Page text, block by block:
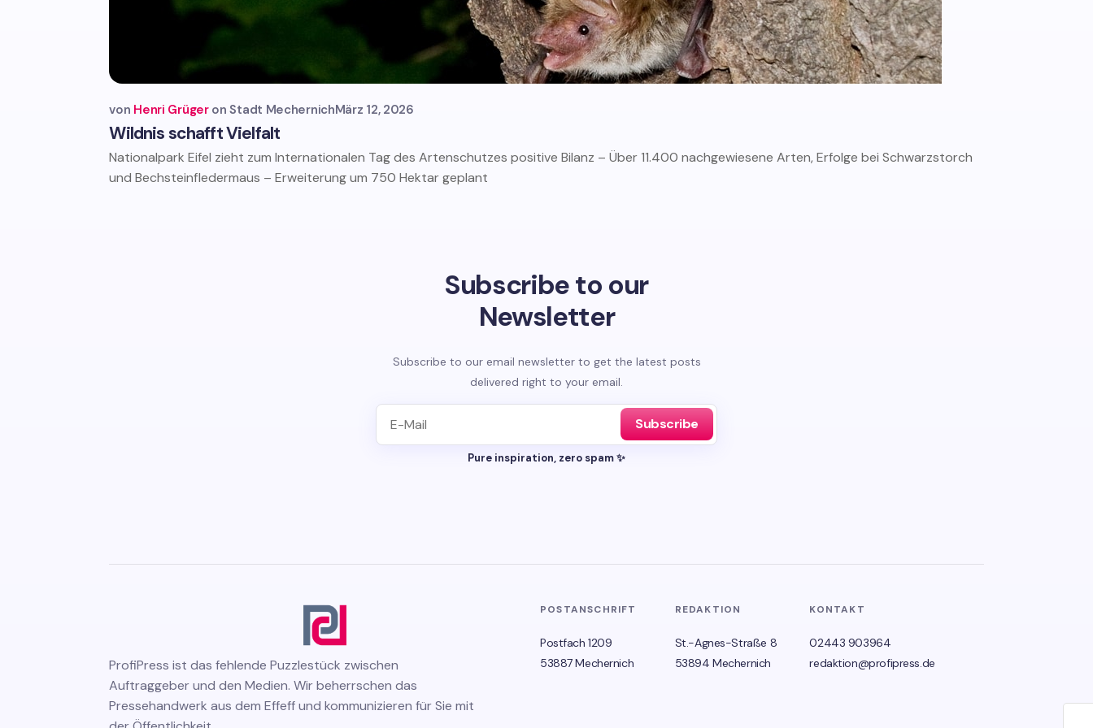
Wildnis schafft Vielfalt
von Henri Grüger Stadt MechernichMärz 12, 2026
Nationalpark Eifel zieht zum Internationalen Tag des Artenschutzes positive Bilanz – Über 11.400 nachgewiesene Arten, Erfolge bei Schwarzstorch
und Bechsteinfledermaus – Erweiterung um 750 Hektar geplant
Subscribe to our
Newsletter
Subscribe to our email newsletter to get the latest posts
delivered right to your email.
Subscribe
Pure inspiration, zero spam ✨
ProfiPress ist das fehlende Puzzlestück zwischen
Auftraggeber und den Medien. Wir beherrschen das
Pressehandwerk aus dem Effeff und kommunizieren für Sie mit
POSTANSCHRIFT
Postfach 1209
53887 Mechernich
REDAKTION
St.-Agnes-Straße 8
53894 Mechernich
KONTAKT
02443 903964
redaktion@profipress.de